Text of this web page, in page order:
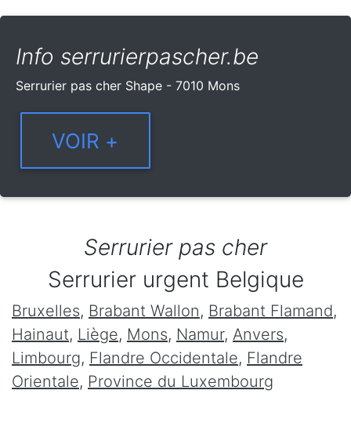
Info serrurierpascher.be
Serrurier pas cher Shape - 7010 Mons
Serrurier pas cher
Serrurier urgent Belgique
Bruxelles, Brabant Wallon, Brabant Flamand,
Hainaut, Liège, Mons, Namur, Anvers,
Limbourg, Flandre Occidentale, Flandre
Orientale, Province du Luxembourg